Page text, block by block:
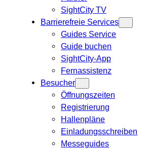
SightCity TV
Barrierefreie Services
Guides Service
Guide buchen
SightCity-App
Fernassistenz
Besucher
Öffnungszeiten
Registrierung
Hallenpläne
Einladungsschreiben
Messeguides